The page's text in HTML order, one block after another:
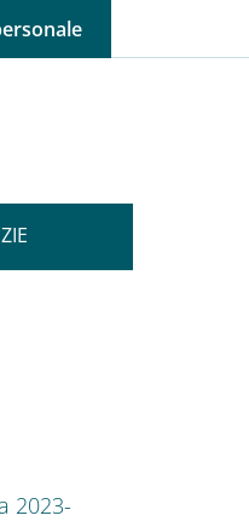
LANGUAGE
2023-